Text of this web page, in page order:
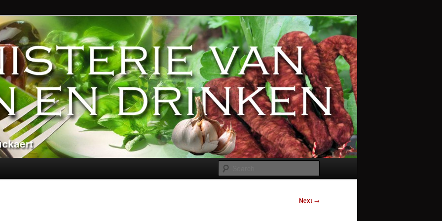
en Drinken
genoegens…
Next →